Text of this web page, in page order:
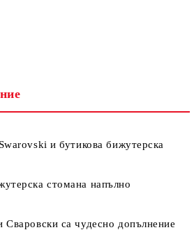
и бутикова бижутерска
стомана напълно
Сваровски са чудесно допълнение